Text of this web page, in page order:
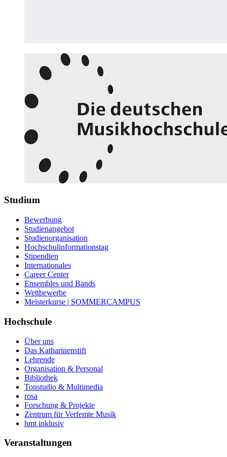
Studium
Bewerbung
Studienangebot
Studienorganisation
Hochschulinformationstag
Stipendien
Internationales
Career Center
Ensembles und Bands
Wettbewerbe
Meisterkurse | SOMMERCAMPUS
Hochschule
Über uns
Das Katharinenstift
Lehrende
Organisation & Personal
Bibliothek
Tonstudio & Multimedia
rosa
Forschung & Projekte
Zentrum für Verfemte Musik
hmt inklusiv
Veranstaltungen